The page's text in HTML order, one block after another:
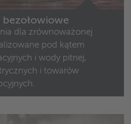
bezołowiowe
dla zrównoważonej
pod kątem
i wody pitnej,
i towarów